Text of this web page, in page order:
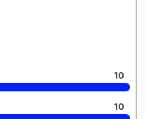
10
10